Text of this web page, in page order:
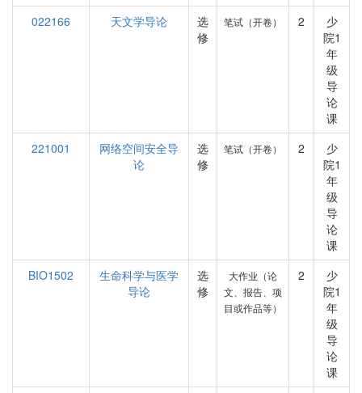
022166
天文学导论
选
修
笔试（开卷） 2
少
院1
年
级
导
论
课
221001
网络空间安全导
论
选
修
笔试（开卷） 2
少
院1
年
级
导
论
课
BIO1502
生命科学与医学
导论
选
修
大作业（论
文、报告、项
目或作品等）
2
少
院1
年
级
导
论
课